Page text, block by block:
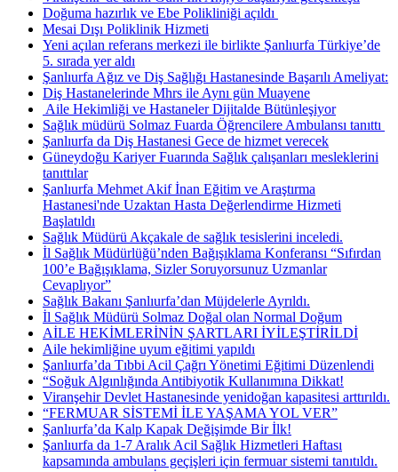
Doğuma hazırlık ve Ebe Polikliniği açıldı ​
Mesai Dışı Poliklinik Hizmeti
Yeni açılan referans merkezi ile birlikte Şanlıurfa Türkiye’de
5. sırada yer aldı
Şanlıurfa Ağız ve Diş Sağlığı Hastanesinde Başarılı Ameliyat:
Diş Hastanelerinde Mhrs ile Aynı gün Muayene
​ Aile Hekimliği ve Hastaneler Dijitalde Bütünleşiyor
Sağlık müdürü Solmaz Fuarda Öğrencilere Ambulansı tanıttı ​
Şanlıurfa da Diş Hastanesi Gece de hizmet verecek
Güneydoğu Kariyer Fuarında Sağlık çalışanları mesleklerini
tanıttılar
Şanlıurfa Mehmet Akif İnan Eğitim ve Araştırma
Hastanesi'nde Uzaktan Hasta Değerlendirme Hizmeti
Başlatıldı
Sağlık Müdürü Akçakale de sağlık tesislerini inceledi.
İl Sağlık Müdürlüğü’nden Bağışıklama Konferansı “Sıfırdan
100’e Bağışıklama, Sizler Soruyorsunuz Uzmanlar
Cevaplıyor”
Sağlık Bakanı Şanlıurfa’dan Müjdelerle Ayrıldı.
İl Sağlık Müdürü Solmaz Doğal olan Normal Doğum
AİLE HEKİMLERİNİN ŞARTLARI İYİLEŞTİRİLDİ
Aile hekimliğine uyum eğitimi yapıldı
Şanlıurfa’da Tıbbi Acil Çağrı Yönetimi Eğitimi Düzenlendi
“Soğuk Algınlığında Antibiyotik Kullanımına Dikkat!
Viranşehir Devlet Hastanesinde yenidoğan kapasitesi arttırıldı.
“FERMUAR SİSTEMİ İLE YAŞAMA YOL VER”
Şanlıurfa’da Kalp Kapak Değişimde Bir İlk!
Şanlıurfa da 1-7 Aralık Acil Sağlık Hizmetleri Haftası
kapsamında ambulans geçişleri için fermuar sistemi tanıtıldı.